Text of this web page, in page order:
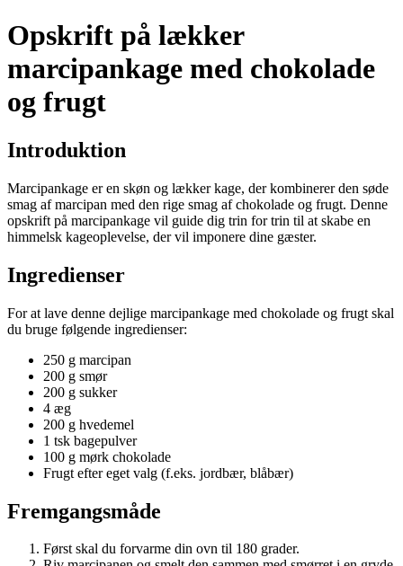
Opskrift på lækker
marcipankage med chokolade
og frugt
Introduktion
Marcipankage er en skøn og lækker kage, der kombinerer den søde
smag af marcipan med den rige smag af chokolade og frugt. Denne
opskrift på marcipankage vil guide dig trin for trin til at skabe en
himmelsk kageoplevelse, der vil imponere dine gæster.
Ingredienser
For at lave denne dejlige marcipankage med chokolade og frugt skal
du bruge følgende ingredienser:
250 g marcipan
200 g smør
200 g sukker
4 æg
200 g hvedemel
1 tsk bagepulver
100 g mørk chokolade
Frugt efter eget valg (f.eks. jordbær, blåbær)
Fremgangsmåde
Først skal du forvarme din ovn til 180 grader.